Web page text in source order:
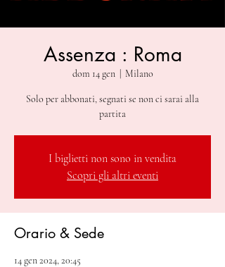
Assenza : Roma
dom 14 gen
  |
Milano
Solo per abbonati, segnati se non ci sarai alla
partita
I biglietti non sono in vendita
Scopri gli altri eventi
Orario & Sede
14 gen 2024, 20:45